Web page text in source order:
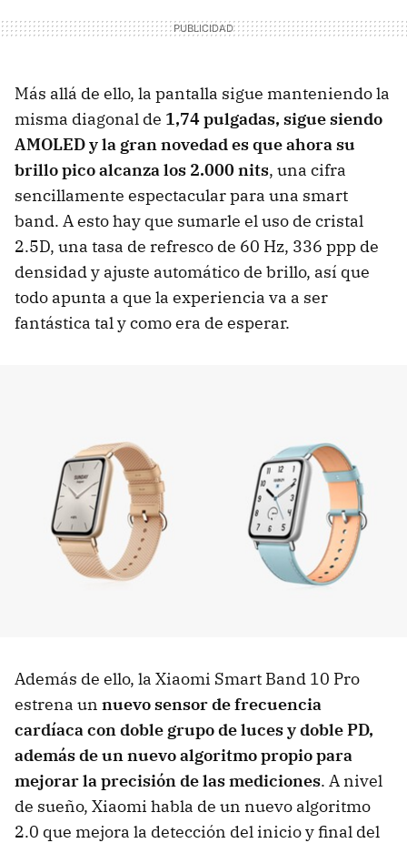
Más allá de ello, la pantalla sigue manteniendo la
misma diagonal de 1,74 pulgadas, sigue siendo
AMOLED y la gran novedad es que ahora su
brillo pico alcanza los 2.000 nits, una cifra
sencillamente espectacular para una smart
band. A esto hay que sumarle el uso de cristal
2.5D, una tasa de refresco de 60 Hz, 336 ppp de
densidad y ajuste automático de brillo, así que
todo apunta a que la experiencia va a ser
fantástica tal y como era de esperar.
Además de ello, la Xiaomi Smart Band 10 Pro
estrena un nuevo sensor de frecuencia
cardíaca con doble grupo de luces y doble PD,
además de un nuevo algoritmo propio para
mejorar la precisión de las mediciones. A nivel
de sueño, Xiaomi habla de un nuevo algoritmo
2.0 que mejora la detección del inicio y final del